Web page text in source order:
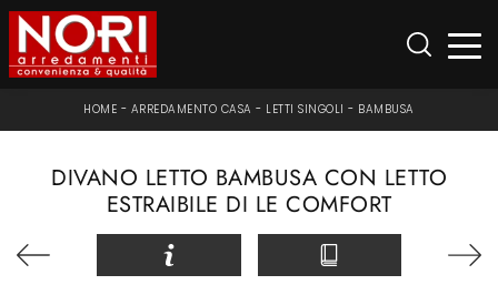
HOME - ARREDAMENTO CASA - LETTI SINGOLI - BAMBUSA
DIVANO LETTO BAMBUSA CON LETTO
ESTRAIBILE DI LE COMFORT